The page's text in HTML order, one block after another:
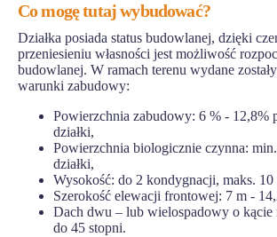
Co mogę tutaj wybudować?
Działka posiada status budowlanej, dzięki
przeniesieniu własności jest możliwość
budowlanej. W ramach terenu wydane
warunki zabudowy:
Powierzchnia zabudowy: 6 % - 12,8%
działki,
Powierzchnia biologicznie czynna:
działki,
Wysokość: do 2 kondygnacji, maks. 10
Szerokość elewacji frontowej: 7 m -
Dach dwu – lub wielospadowy o kącie
do 45 stopni.